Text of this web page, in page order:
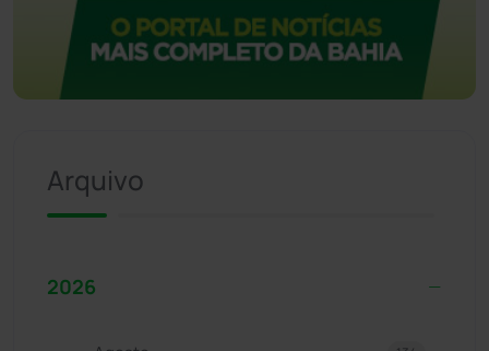
Arquivo
2026